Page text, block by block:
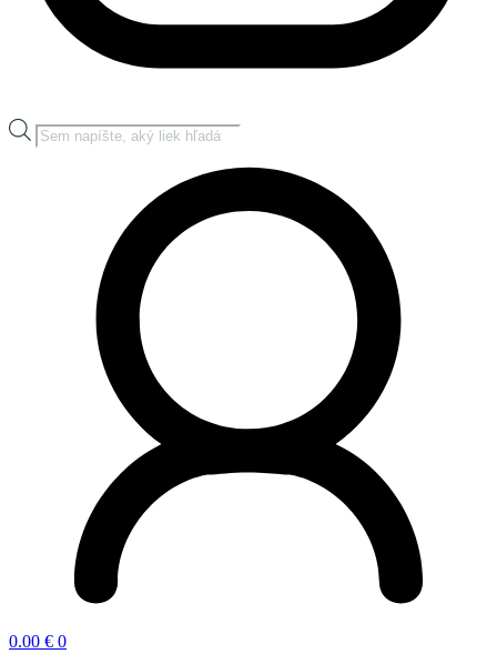
Products
search
0.00 € 0